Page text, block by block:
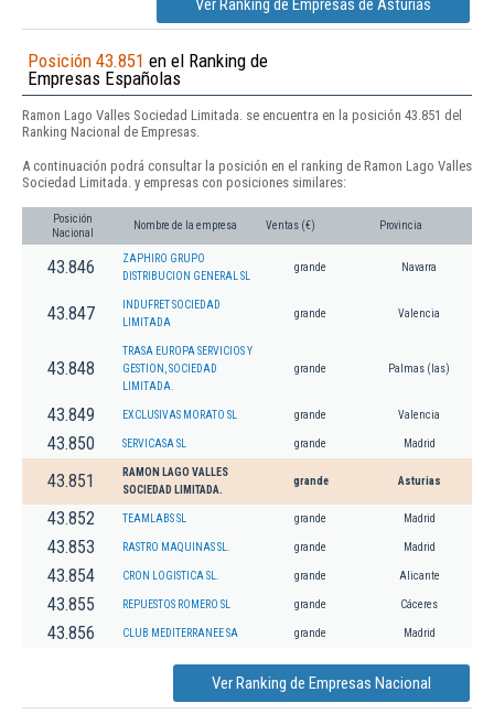
Ver Ranking de Empresas de Asturias
Posición 43.851 en el Ranking de
Empresas Españolas
Ramon Lago Valles Sociedad Limitada. se encuentra en la posición 43.851 del
Ranking Nacional de Empresas.
A continuación podrá consultar la posición en el ranking de Ramon Lago Valles
Sociedad Limitada. y empresas con posiciones similares:
Posición
Nacional
Nombre de la empresa Ventas (€) Provincia
43.846
ZAPHIRO GRUPO
DISTRIBUCION GENERAL SL
grande Navarra
43.847
INDUFRET SOCIEDAD
LIMITADA
grande Valencia
43.848
TRASA EUROPA SERVICIOS Y
GESTION, SOCIEDAD
LIMITADA.
grande Palmas (las)
43.849 EXCLUSIVAS MORATO SL grande Valencia
43.850 SERVICASA SL grande Madrid
43.851
RAMON LAGO VALLES
SOCIEDAD LIMITADA.
grande Asturias
43.852 TEAMLABS SL grande Madrid
43.853 RASTRO MAQUINAS SL. grande Madrid
43.854 CRON LOGISTICA SL. grande Alicante
43.855 REPUESTOS ROMERO SL grande Cáceres
43.856 CLUB MEDITERRANEE SA grande Madrid
Ver Ranking de Empresas Nacional